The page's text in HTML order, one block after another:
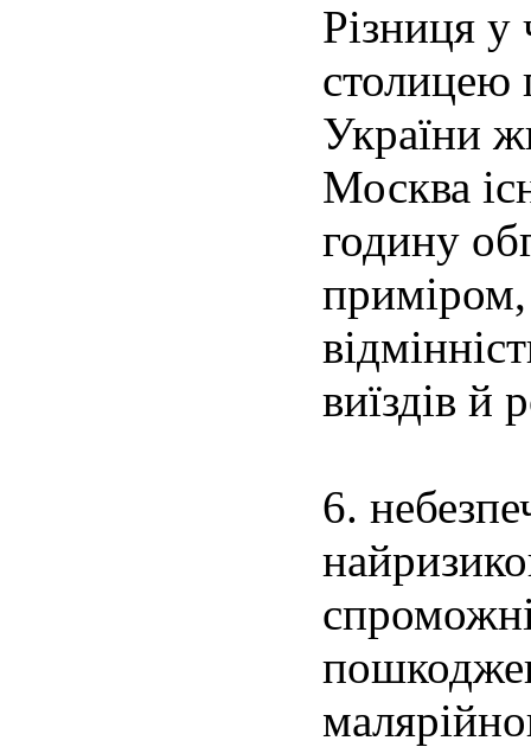
Різниця у
столицею
України
Москва
годину
виїздів й
6.